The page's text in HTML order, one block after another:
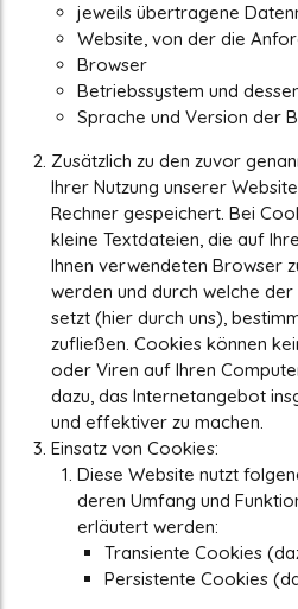
jeweils übertragene
Website, von der die
Browser
Betriebssystem und
Sprache und Version der
Zusätzlich zu den zuvor
Ihrer Nutzung unserer
Rechner gespeichert. Bei
kleine Textdateien, die auf
Ihnen verwendeten Browser
werden und durch welche
setzt (hier durch uns),
zufließen. Cookies können
oder Viren auf Ihren
dazu, das Internetangebot
und effektiver zu machen.
Einsatz von Cookies:
Diese Website nutzt
deren Umfang und
erläutert werden:
Transiente Cookies
Persistente Cookies